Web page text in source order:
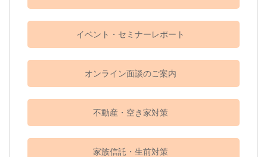
イベント・セミナーレポート
オンライン面談のご案内
不動産・空き家対策
家族信託・生前対策